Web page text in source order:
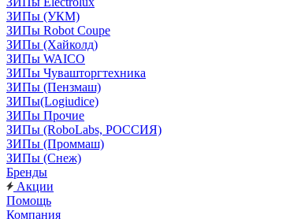
ЗИПы (УКМ)
ЗИПы Robot Coupe
ЗИПы (Хайколд)
ЗИПы WAICO
ЗИПы Чувашторгтехника
ЗИПы (Пензмаш)
ЗИПы(Logiudice)
ЗИПы Прочие
ЗИПы (RoboLabs, РОССИЯ)
ЗИПы (Проммаш)
ЗИПы (Снеж)
Бренды
Акции
Помощь
Компания